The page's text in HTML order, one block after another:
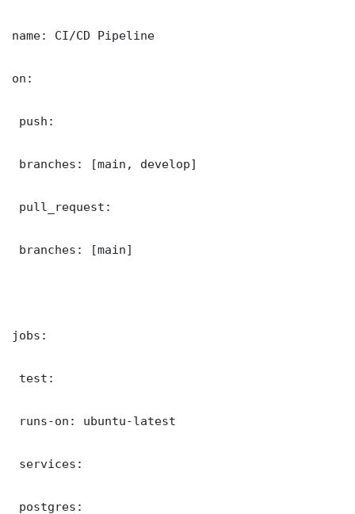
name: CI/CD Pipeline
on:
push:
branches: [main, develop]
pull_request:
branches: [main]
jobs:
test:
runs-on: ubuntu-latest
services:
postgres: